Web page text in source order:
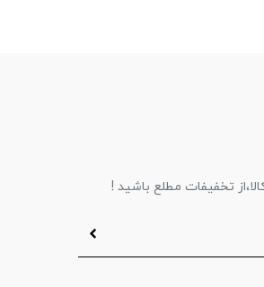
تخفیفات مطلع باشید !